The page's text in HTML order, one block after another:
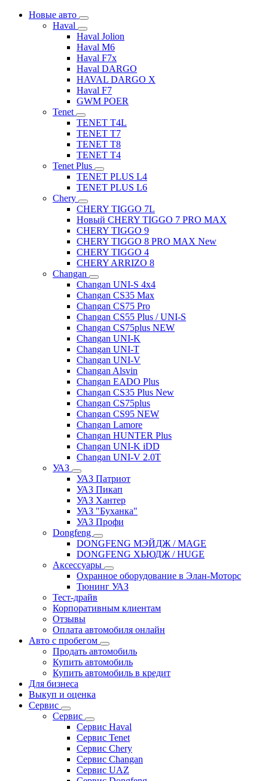
Новые авто
Haval
Haval Jolion
Haval M6
Haval F7x
Haval DARGO
HAVAL DARGO Х
Haval F7
GWM POER
Tenet
TENET T4L
TENET T7
TENET T8
TENET T4
Tenet Plus
TENET PLUS L4
TENET PLUS L6
Chery
CHERY TIGGO 7L
Новый CHERY TIGGO 7 PRO MAX
CHERY TIGGO 9
CHERY TIGGO 8 PRO MAX New
CHERY TIGGO 4
CHERY ARRIZO 8
Changan
Changan UNI-S 4x4
Changan CS35 Max
Changan CS75 Pro
Changan CS55 Plus / UNI-S
Changan CS75plus NEW
Changan UNI-K
Changan UNI-T
Changan UNI-V
Changan Alsvin
Changan EADO Plus
Changan CS35 Plus New
Changan CS75plus
Changan CS95 NEW
Changan Lamore
Changan HUNTER Plus
Changan UNI-K iDD
Changan UNI-V 2.0T
УАЗ
УАЗ Патриот
УАЗ Пикап
УАЗ Хантер
УАЗ "Буханка"
УАЗ Профи
Dongfeng
DONGFENG МЭЙДЖ / MAGE
DONGFENG ХЬЮДЖ / HUGE
Аксессуары
Охранное оборудование в Элан-Моторс
Тюнинг УАЗ
Тест-драйв
Корпоративным клиентам
Отзывы
Оплата автомобиля онлайн
Авто с пробегом
Продать автомобиль
Купить автомобиль
Купить автомобиль в кредит
Для бизнеса
Выкуп и оценка
Сервис
Сервис
Сервис Haval
Сервис Tenet
Сервис Chery
Сервис Changan
Сервис UAZ